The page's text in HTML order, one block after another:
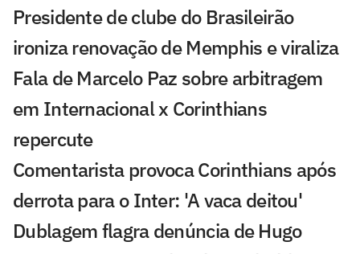
Presidente de clube do Brasileirão
ironiza renovação de Memphis e viraliza
Fala de Marcelo Paz sobre arbitragem
em Internacional x Corinthians
repercute
Comentarista provoca Corinthians após
derrota para o Inter: 'A vaca deitou'
Dublagem flagra denúncia de Hugo